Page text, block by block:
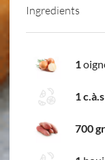
Ingredients
1
1 c.à.s
700